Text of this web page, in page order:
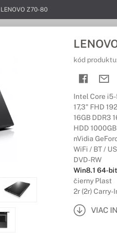
LENOVO Z70-80
kód
Intel Core
17,3" FHD
16GB DDR3
HDD
nVidia
WiFi / BT /
DVD-RW
Win8.1 64-bit
čierny Plast
2r (2r) Carry-
VIAC